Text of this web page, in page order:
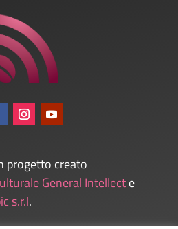
progetto creato
General Intellecte
s.r.l.